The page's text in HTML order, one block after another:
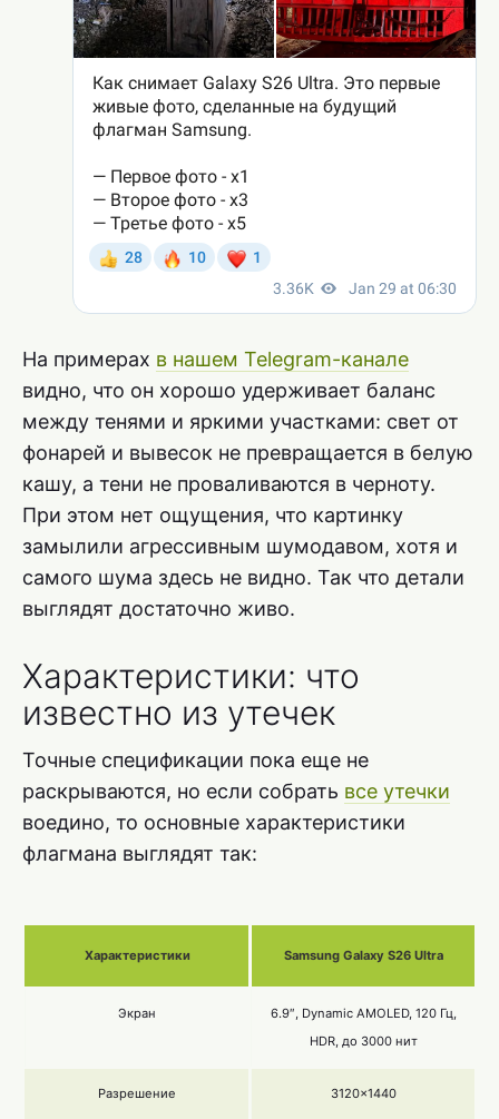
На примерах в нашем Telegram-канале
видно, что он хорошо удерживает баланс
между тенями и яркими участками: свет от
фонарей и вывесок не превращается в белую
кашу, а тени не проваливаются в черноту.
При этом нет ощущения, что картинку
замылили агрессивным шумодавом, хотя и
самого шума здесь не видно. Так что детали
выглядят достаточно живо.
Характеристики: что
известно из утечек
Точные спецификации пока еще не
раскрываются, но если собрать все утечки
воедино, то основные характеристики
флагмана выглядят так:
Характеристики Samsung Galaxy S26 Ultra
Экран
6.9″, Dynamic AMOLED, 120 Гц,
HDR, до 3000 нит
Разрешение 3120×1440